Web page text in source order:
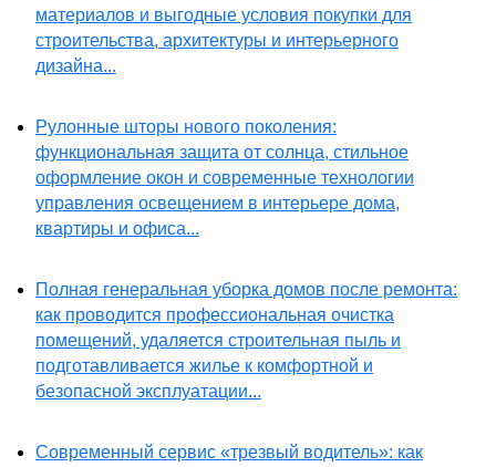
материалов и выгодные условия покупки для
строительства, архитектуры и интерьерного
дизайна...
Рулонные шторы нового поколения:
функциональная защита от солнца, стильное
оформление окон и современные технологии
управления освещением в интерьере дома,
квартиры и офиса...
Полная генеральная уборка домов после ремонта:
как проводится профессиональная очистка
помещений, удаляется строительная пыль и
подготавливается жилье к комфортной и
безопасной эксплуатации...
Современный сервис «трезвый водитель»: как